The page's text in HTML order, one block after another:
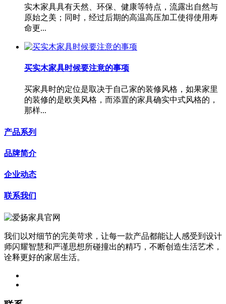
实木家具具有天然、环保、健康等特点，流露出自然与
原始之美；同时，经过后期的高温高压加工使得使用寿
命更...
买实木家具时候要注意的事项
买家具时的定位是取决于自己家的装修风格，如果家里
的装修的是欧美风格，而添置的家具确实中式风格的，
那样...
产品系列
品牌简介
企业动态
联系我们
我们以对细节的完美苛求，让每一款产品都能让人感受到设计
师闪耀智慧和严谨思想所碰撞出的精巧，不断创造生活艺术，
诠释更好的家居生活。